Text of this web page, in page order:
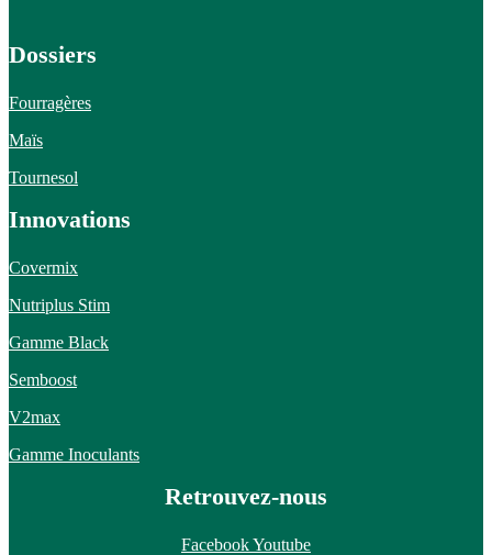
Dossiers
Fourragères
Maïs
Tournesol
Innovations
Covermix
Nutriplus Stim
Gamme Black
Semboost
V2max
Gamme Inoculants
Retrouvez-nous
FacebookYoutube